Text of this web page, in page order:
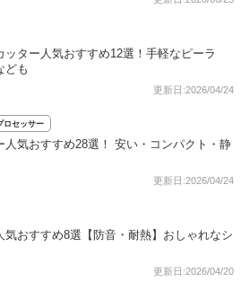
ッター人気おすすめ12選！手軽なピーラ
ども
更新日:2026/04/24
ロセッサー
人気おすすめ28選！ 安い・コンパクト・静
更新日:2026/04/24
気おすすめ8選【防音・耐熱】おしゃれなシ
更新日:2026/04/20